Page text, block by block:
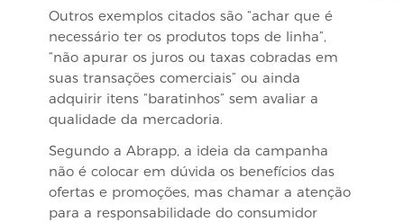
Outros exemplos citados são “achar que é
necessário ter os produtos tops de linha”,
“não apurar os juros ou taxas cobradas em
suas transações comerciais” ou ainda
adquirir itens “baratinhos” sem avaliar a
qualidade da mercadoria.
Segundo a Abrapp, a ideia da campanha
não é colocar em dúvida os benefícios das
ofertas e promoções, mas chamar a atenção
para a responsabilidade do consumidor